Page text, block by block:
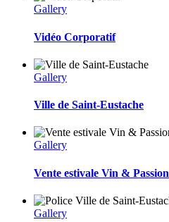
Gallery
Vidéo Corporatif
Gallery
Ville de Saint-Eustache
Gallery
Vente estivale Vin & Passion
Gallery